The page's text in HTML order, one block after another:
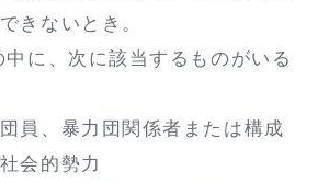
きないとき。
中に、次に該当するものがいる
暴力団関係者または構成
会的勢力